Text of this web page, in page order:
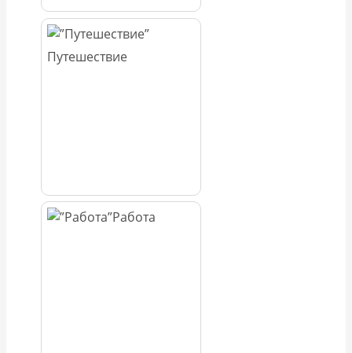
Путешествие
Работа